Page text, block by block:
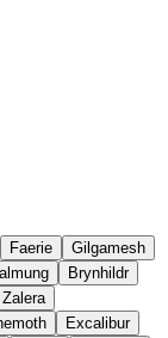
Faerie
Gilgamesh
Brynhildr
Zalera
Excalibur